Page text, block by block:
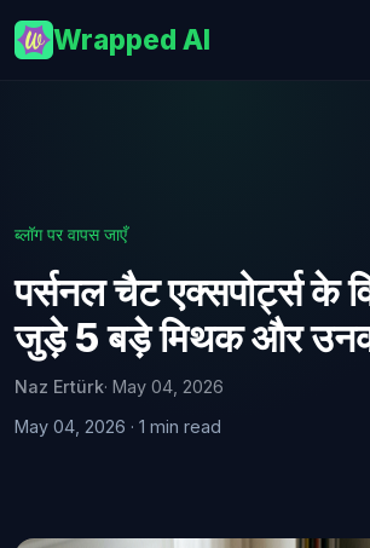
Wrapped AI
ब्लॉग पर वापस जाएँ
पर्सनल चैट एक्सपोर्ट्स के
जुड़े 5 बड़े मिथक और
Naz Ertürk· May 04, 2026
May 04, 2026 · 1 min read